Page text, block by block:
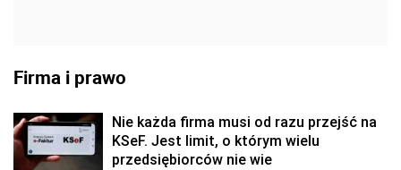
Firma i prawo
Nie każda firma musi od razu przejść na
KSeF. Jest limit, o którym wielu
przedsiębiorców nie wie